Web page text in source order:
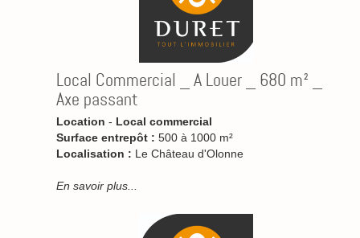
Local Commercial _ A Louer _ 680 m² _
Axe passant
Location - Local commercial
Surface entrepôt : 500 à 1000 m²
Localisation : Le Château d'Olonne
En savoir plus...